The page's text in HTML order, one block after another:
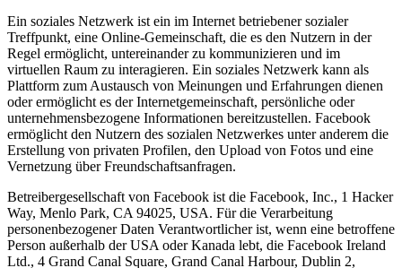
Ein soziales Netzwerk ist ein im Internet betriebener sozialer
Treffpunkt, eine Online-Gemeinschaft, die es den Nutzern in der
Regel ermöglicht, untereinander zu kommunizieren und im
virtuellen Raum zu interagieren. Ein soziales Netzwerk kann als
Plattform zum Austausch von Meinungen und Erfahrungen dienen
oder ermöglicht es der Internetgemeinschaft, persönliche oder
unternehmensbezogene Informationen bereitzustellen. Facebook
ermöglicht den Nutzern des sozialen Netzwerkes unter anderem die
Erstellung von privaten Profilen, den Upload von Fotos und eine
Vernetzung über Freundschaftsanfragen.
Betreibergesellschaft von Facebook ist die Facebook, Inc., 1 Hacker
Way, Menlo Park, CA 94025, USA. Für die Verarbeitung
personenbezogener Daten Verantwortlicher ist, wenn eine betroffene
Person außerhalb der USA oder Kanada lebt, die Facebook Ireland
Ltd., 4 Grand Canal Square, Grand Canal Harbour, Dublin 2,